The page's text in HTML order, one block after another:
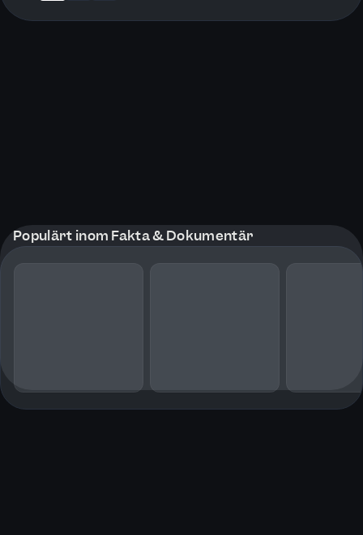
Populärt inom Fakta & Dokumentär